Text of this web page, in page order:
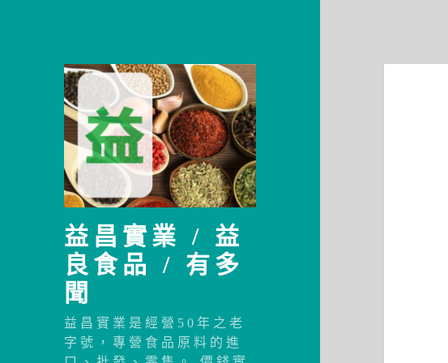
益昌實業 / 益
良食品 / 有多
聞
益昌實業是經營50年之老
字號，專營食品原料的進